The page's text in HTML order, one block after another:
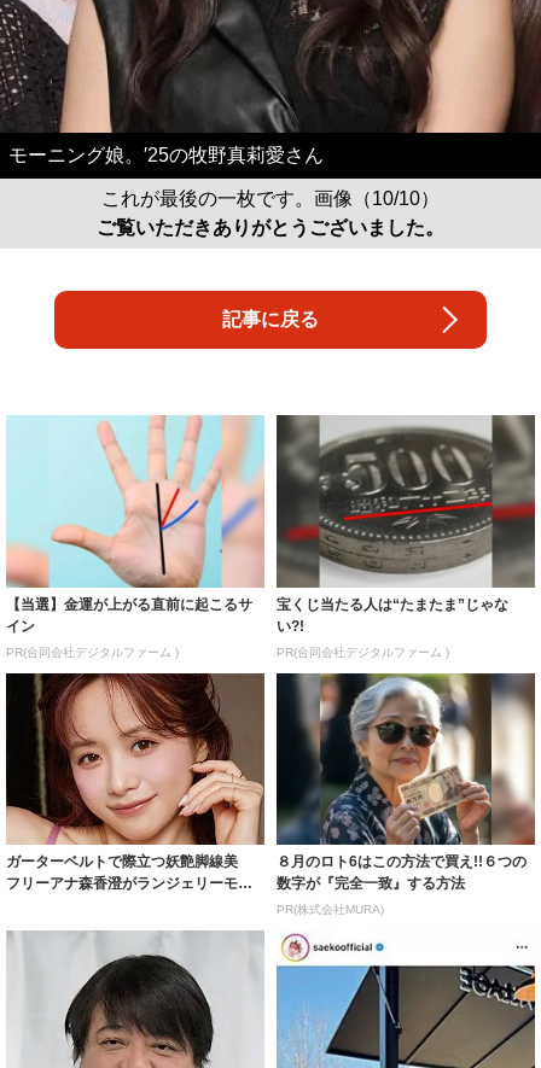
モーニング娘。′25の牧野真莉愛さん
これが最後の一枚です。画像（10/10）
ご覧いただきありがとうございました。
記事に戻る
【当選】金運が上がる直前に起こるサ
イン
PR(合同会社デジタルファーム )
宝くじ当たる人は“たまたま”じゃな
い?!
PR(合同会社デジタルファーム )
ガーターベルトで際立つ妖艶脚線美
フリーアナ森香澄がランジェリーモデ
８月のロト6はこの方法で買え!!６つの
数字が『完全一致』する方法
PR(株式会社MURA)